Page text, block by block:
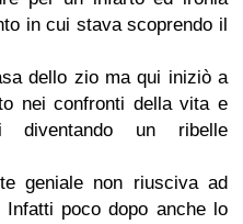
in cui stava scoprendo il
dello zio ma qui iniziò a
nei confronti della vita e
diventando un ribelle
geniale non riusciva ad
poco dopo anche lo